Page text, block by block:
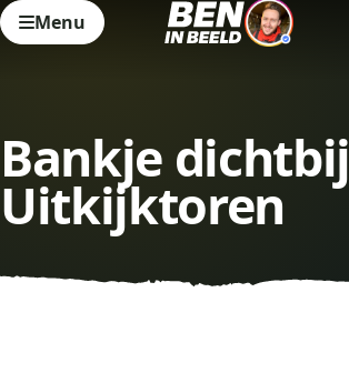
Menu
Bankje dichtbij
Uitkijktoren